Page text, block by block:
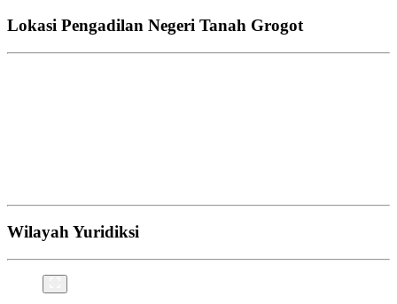
Lokasi Pengadilan Negeri Tanah Grogot
Wilayah Yuridiksi